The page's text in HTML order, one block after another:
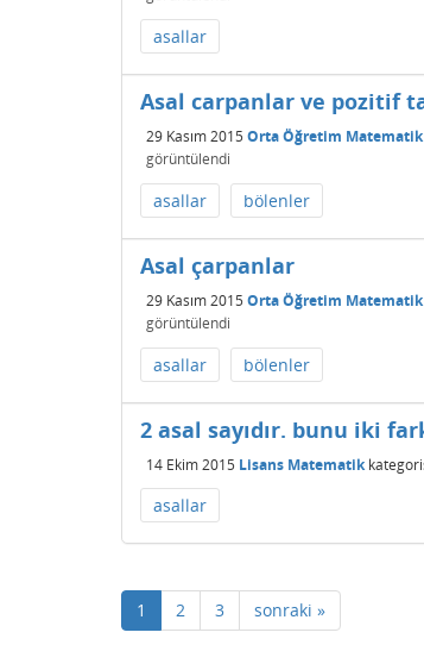
asallar
Asal carpanlar ve pozitif
29 Kasım 2015 Orta Öğretim Matematik
görüntülendi
asallar bölenler
Asal çarpanlar
29 Kasım 2015 Orta Öğretim Matematik
görüntülendi
asallar bölenler
2 asal sayıdır. bunu iki
14 Ekim 2015 Lisans Matematik
asallar
1 2 3 sonraki »